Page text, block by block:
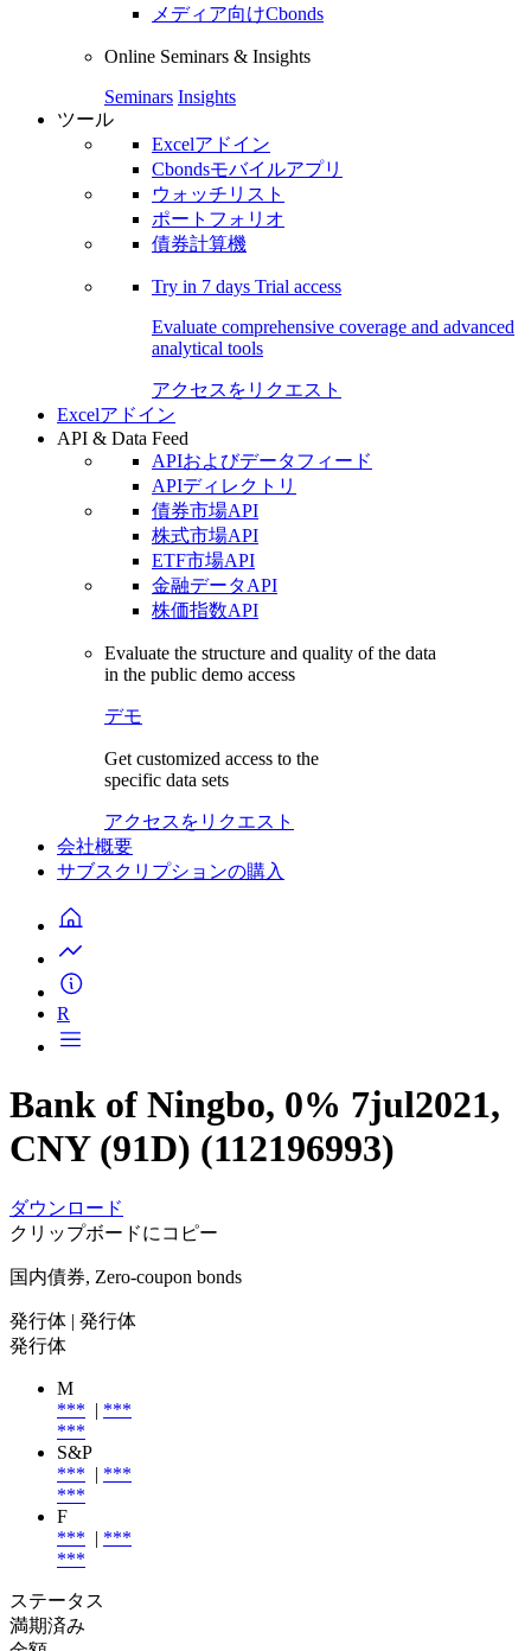
メディア向けCbonds
Online Seminars & Insights
Seminars Insights
ツール
Excelアドイン
Cbondsモバイルアプリ
ウォッチリスト
ポートフォリオ
債券計算機
Try in 7 days Trial access
Evaluate comprehensive coverage and advanced
analytical tools
アクセスをリクエスト
Excelアドイン
API & Data Feed
APIおよびデータフィード
APIディレクトリ
債券市場API
株式市場API
ETF市場API
金融データAPI
株価指数API
Evaluate the structure and quality of the data
in the public demo access
デモ
Get customized access to the
specific data sets
アクセスをリクエスト
会社概要
サブスクリプションの購入
R
Bank of Ningbo, 0% 7jul2021,
CNY (91D) (112196993)
ダウンロード
クリップボードにコピー
国内債券, Zero-coupon bonds
発行体 | 発行体
発行体
M
*** | ***
***
S&P
*** | ***
***
F
*** | ***
***
ステータス
満期済み